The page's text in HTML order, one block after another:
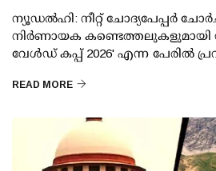
ന്യൂഡല്‍ഹി: നീറ്റ് ചോദ്യപേപ്പര്‍
നിര്‍ണായക
വേള്‍ഡ് കപ്പ് 2026' എന്ന പേരില്‍
READ MORE